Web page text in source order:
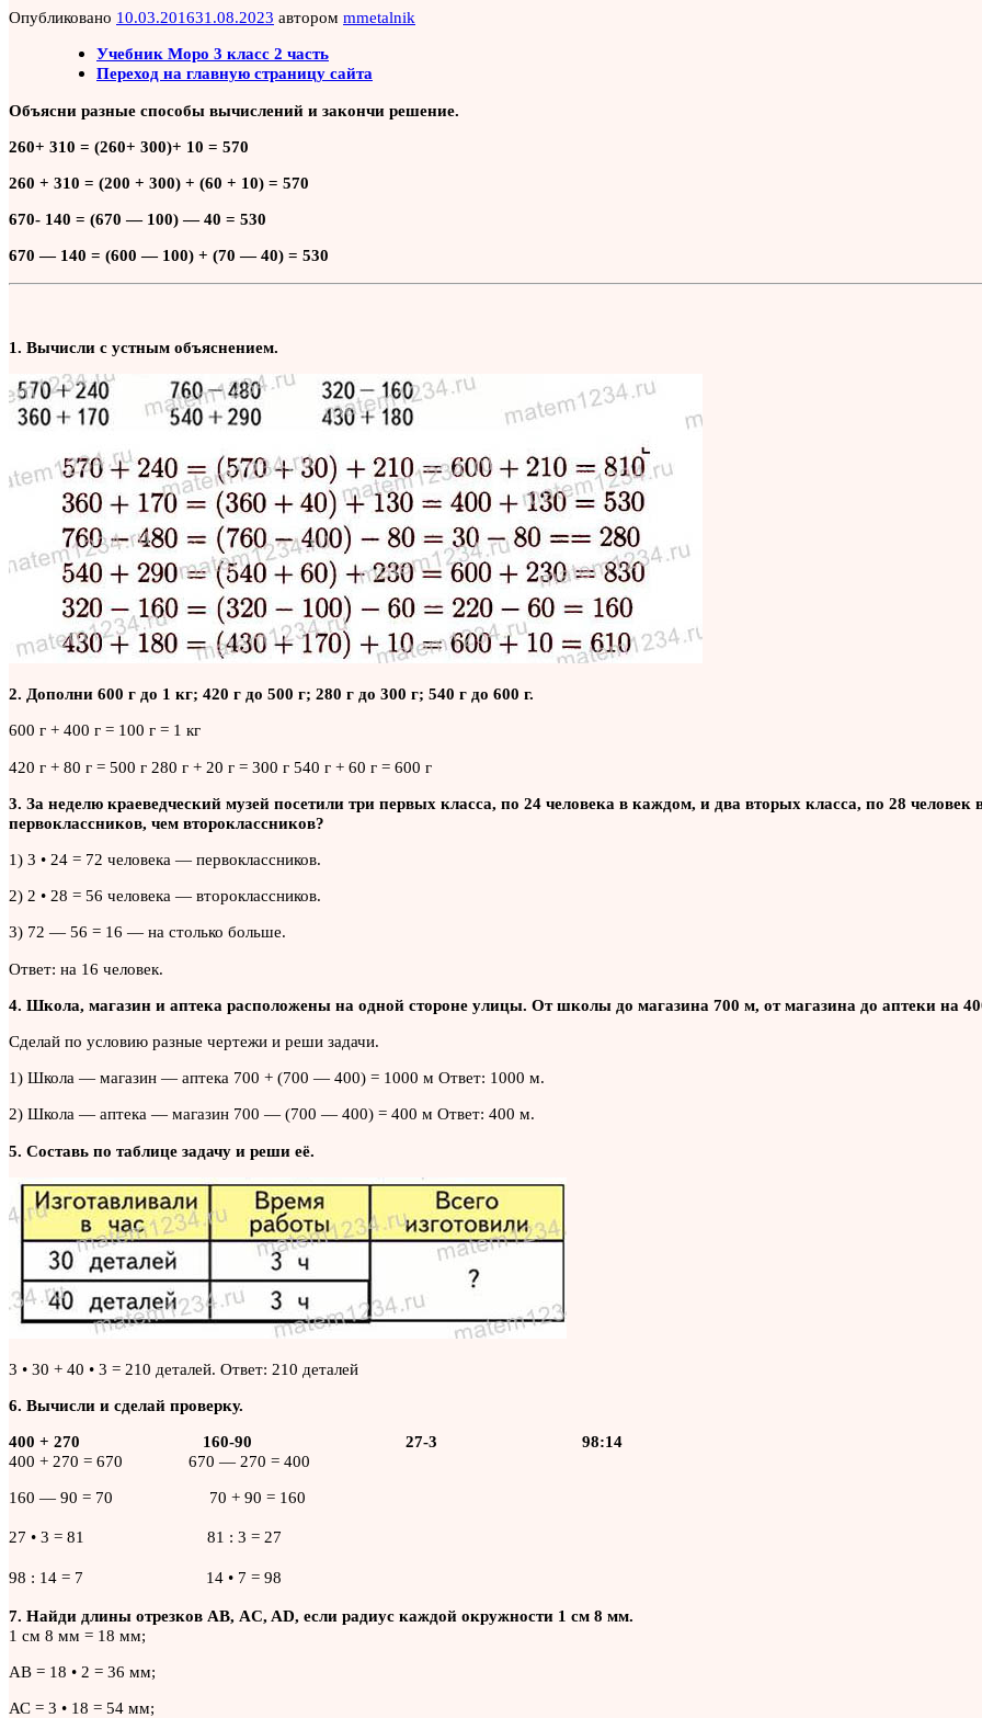
Опубликовано 10.03.201631.08.2023 автором mmetalnik
Учебник Моро 3 класс 2 часть
Переход на главную страницу сайта
Объясни разные способы вычислений и закончи решение.
260+ 310 = (260+ 300)+ 10 = 570
260 + 310 = (200 + 300) + (60 + 10) = 570
670- 140 = (670 — 100) — 40 = 530
670 — 140 = (600 — 100) + (70 — 40) = 530
1. Вычисли с устным объяснением.
2. Дополни 600 г до 1 кг; 420 г до 500 г; 280 г до 300 г; 540 г до 600 г.
600 г + 400 г = 100 г = 1 кг
420 г + 80 г = 500 г 280 г + 20 г = 300 г 540 г + 60 г = 600 г
3. За неделю краеведческий музей посетили три первых класса, по 24 человека в каждом, и два вторых класса, по 28
первоклассников, чем второклассников?
1) 3 • 24 = 72 человека — первоклассников.
2) 2 • 28 = 56 человека — второклассников.
3) 72 — 56 = 16 — на столько больше.
Ответ: на 16 человек.
4. Школа, магазин и аптека расположены на одной стороне улицы. От школы до магазина 700 м, от магазина до аптеки на
Сделай по условию разные чертежи и реши задачи.
1) Школа — магазин — аптека 700 + (700 — 400) = 1000 м Ответ: 1000 м.
2) Школа — аптека — магазин 700 — (700 — 400) = 400 м Ответ: 400 м.
5. Составь по таблице задачу и реши её.
3 • 30 + 40 • 3 = 210 деталей. Ответ: 210 деталей
6. Вычисли и сделай проверку.
400 + 270 160-90 27-3 98:14
400 + 270 = 670 670 — 270 = 400
160 — 90 = 70 70 + 90 = 160
27 • 3 = 81 81 : 3 = 27
98 : 14 = 7 14 • 7 = 98
7. Найди длины отрезков АВ, AC, AD, если радиус каждой окружности 1 см 8 мм.
1 см 8 мм = 18 мм;
АВ = 18 • 2 = 36 мм;
АС = 3 • 18 = 54 мм;